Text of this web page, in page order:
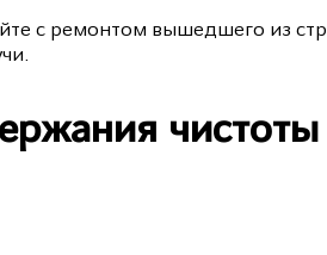
с ремонтом вышедшего из